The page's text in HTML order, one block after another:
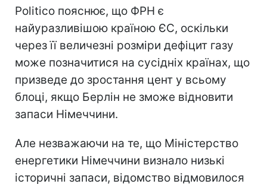
Politico пояснює, що ФРН є
найуразливішою країною ЄС, оскільки
через її величезні розміри дефіцит газу
може позначитися на сусідніх країнах, що
призведе до зростання цент у всьому
блоці, якщо Берлін не зможе відновити
запаси Німеччини.
Але незважаючи на те, що Міністерство
енергетики Німеччини визнало низькі
історичні запаси, відомство відмовилося